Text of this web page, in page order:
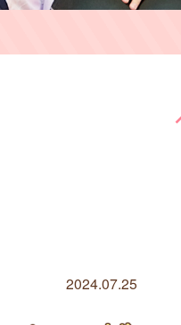
2024.07.25